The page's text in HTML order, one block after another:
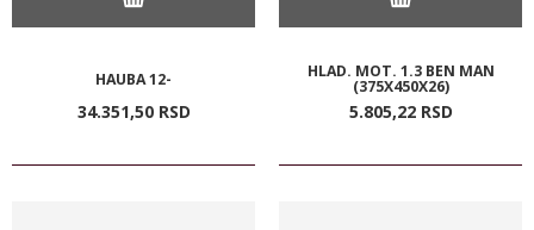
HAUBA 12-
34.351,50 RSD
HLAD. MOT. 1.3 BEN MAN
(375X450X26)
5.805,22 RSD